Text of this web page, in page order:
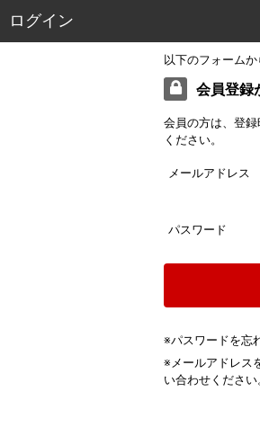
ログイン
以下のフォームか
会員登録
会員の方は、登
ください。
メールアドレス
パスワード
※パスワードを忘
※メールアドレス
い合わせください